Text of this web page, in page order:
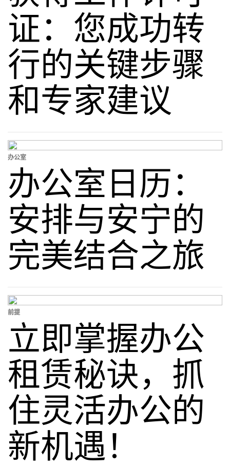
证：您成功转
行的关键步骤
和专家建议
办公室日历：
安排与安宁的
完美结合之旅
办公室
立即掌握办公
租赁秘诀，抓
住灵活办公的
新机遇！
前提